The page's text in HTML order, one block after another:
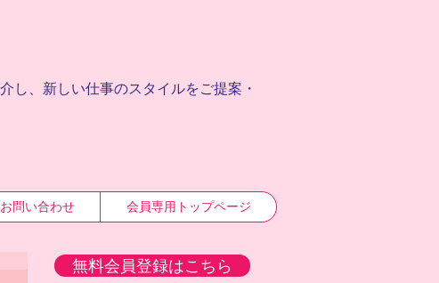
し、 新しい仕事のスタイルをご提案・
お問い合わせ 会員専用トップページ
無料会員登録はこちら